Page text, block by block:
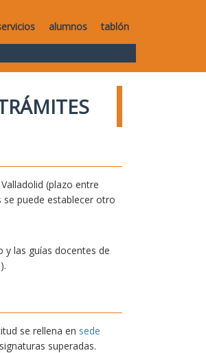
alumnos tablón
(plazo entre
se puede establecer otro
y las guías docentes de
se rellena en sede
superadas.